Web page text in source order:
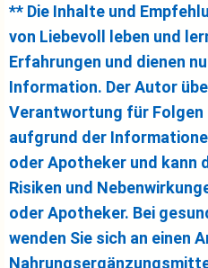
** Die Inhalte und
von Liebevoll leben und
Erfahrungen und dienen
Information. Der Autor
Verantwortung für Folgen
aufgrund der
oder Apotheker und kann
Risiken und
oder Apotheker. Bei
wenden Sie sich an einen